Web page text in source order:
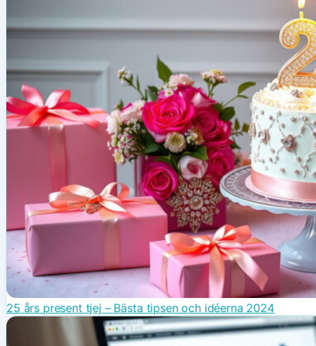
25 års present tjej – Bästa tipsen och idéerna 2024